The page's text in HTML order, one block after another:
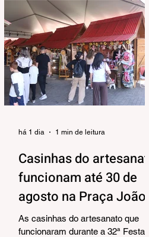
de Turismo e Cultura para agradar
aos mais variados públicos e
uma atmosfera mais intimista para
a Praça João Corrêa, onde as
apresentações vão acontecer,
o Centro de Atenção ao Turista e a
Feira de Artesanato como pano de
fundo. Os shows estão
Casinhas do artesanato
funcionam até 30 de
agosto na Praça João
Corrêa
As casinhas do artesanato que
funcionaram durante a 32ª Festa
há 1 dia 1 min de leitura